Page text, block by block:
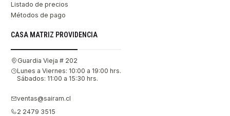
Listado de precios
Métodos de pago
CASA MATRIZ PROVIDENCIA
Guardia Vieja # 202
Lunes a Viernes: 10:00 a 19:00 hrs.
Sábados: 11:00 a 15:30 hrs.
ventas@sairam.cl
2 2479 3515